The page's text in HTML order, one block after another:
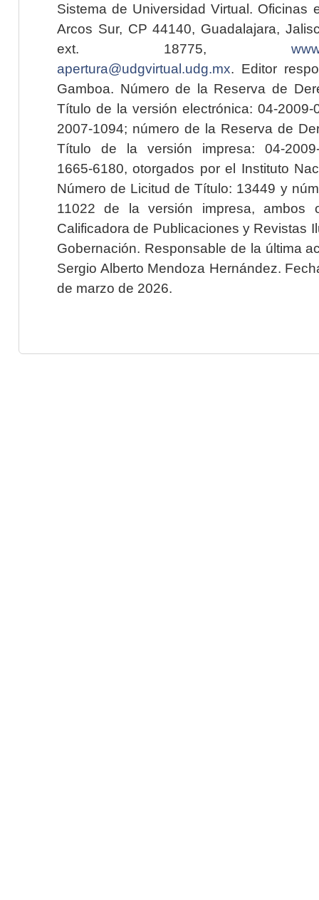
Sistema de Universidad Virtual. Oficinas
Arcos Sur, CP 44140, Guadalajara,
ext. 18775,
apertura@udgvirtual.udg.mx. Editor
Gamboa. Número de la Reserva de
Título de la versión electrónica: 04-2009-
2007-1094; número de la Reserva de
Título de la versión impresa: 04-2009-
1665-6180, otorgados por el Instituto
Número de Licitud de Título: 13449 y
11022 de la versión impresa, ambos
Calificadora de Publicaciones y Revistas
Gobernación. Responsable de la última
Sergio Alberto Mendoza Hernández.
de marzo de 2026.